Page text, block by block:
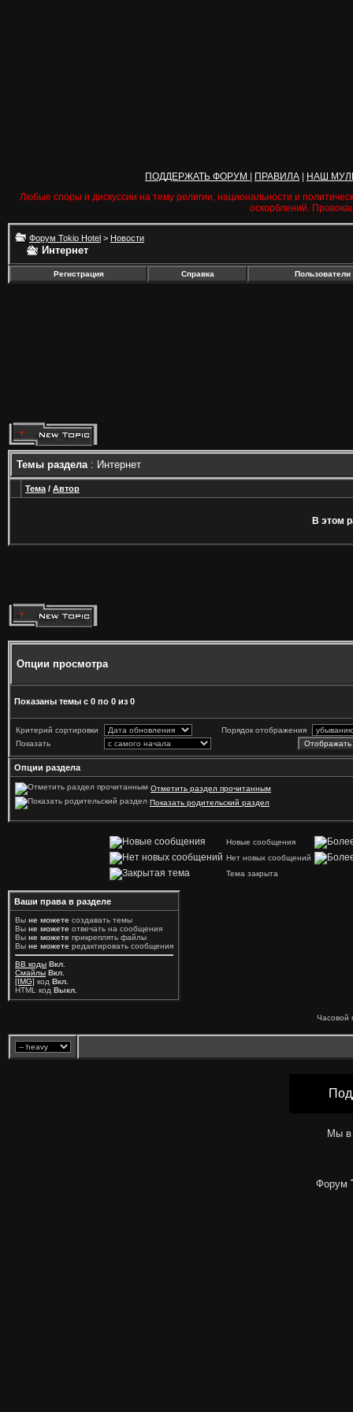
ПОДДЕРЖАТЬ ФОРУМ ПРАВИЛА
НАШ
Любые споры и дискуссии на тему религии, национальности и
оскорблений.
Форум Tokio Hotel > Новости
Интернет
Регистрация Справка Пользователи
Темы раздела: Интернет
Тема / Автор
В этом
Опции просмотра
Показаны темы с 0 по 0 из 0
Критерий сортировки
Порядок отображения
Показать
Опции раздела
Отметить раздел прочитанным
Показать родительский раздел
Новые сообщения
Нет новых сообщений
Тема закрыта
Ваши права в разделе
Вы не можете создавать темы
Вы не можете отвечать на сообщения
Вы не можете прикреплять файлы
Вы не можете редактировать сообщения
BB коды Вкл.
Смайлы Вкл.
[IMG] код Вкл.
HTML код Выкл.
Часовой
Мы в
Форум